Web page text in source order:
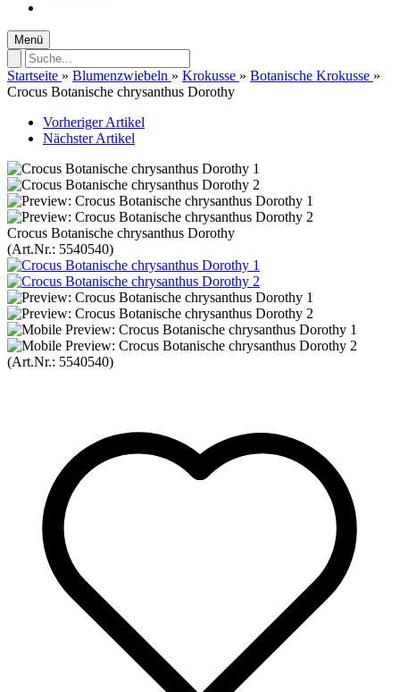
Menü
Startseite » Blumenzwiebeln » Krokusse » Botanische Krokusse »
Crocus Botanische chrysanthus Dorothy
Vorheriger Artikel
Nächster Artikel
Crocus Botanische chrysanthus Dorothy
(Art.Nr.: 5540540)
(Art.Nr.: 5540540)